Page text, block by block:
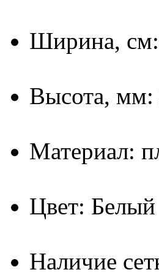
Ширина,
Высота, мм:
Материал:
Цвет: Белый
Наличие